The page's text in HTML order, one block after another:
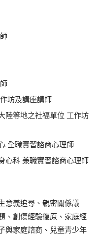
坊及講座講師
陸等地之社福單位 工作坊
全職實習諮商心理師
心科 兼職實習諮商心理師
意義追尋、親密關係議
、創傷經驗復原、家庭經
與家庭諮商、兒童青少年